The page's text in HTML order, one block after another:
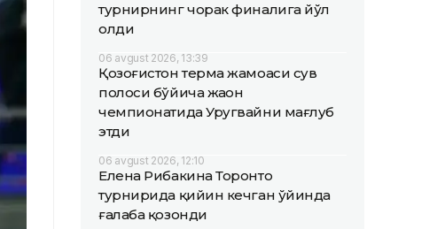
турнирнинг чорак финалига йўл
олди
06 avgust 2026, 13:39
Қозоғистон терма жамоаси сув
полоси бўйича жаҳон
чемпионатида Уругвайни мағлуб
этди
06 avgust 2026, 12:10
Елена Рибакина Торонто
турнирида қийин кечган ўйинда
ғалаба қозонди